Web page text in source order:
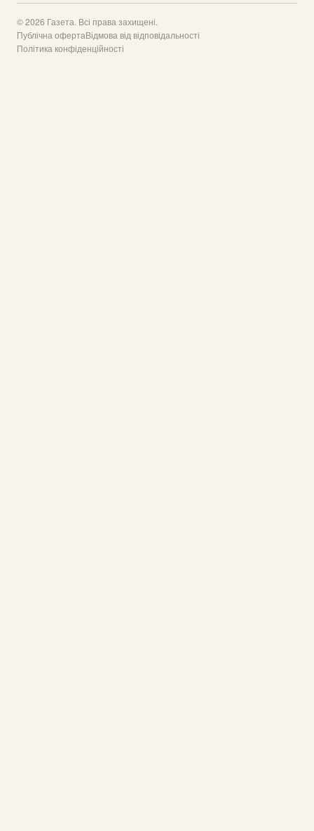
© 2026 Газета. Всі права захищені.
Публічна офертаВідмова від відповідальності
Політика конфіденційності